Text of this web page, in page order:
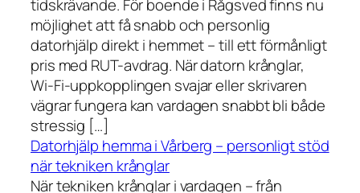
tidskrävande. För boende i Rågsved finns nu
möjlighet att få snabb och personlig
datorhjälp direkt i hemmet – till ett förmånligt
pris med RUT-avdrag. När datorn krånglar,
Wi-Fi-uppkopplingen svajar eller skrivaren
vägrar fungera kan vardagen snabbt bli både
stressig […]
Datorhjälp hemma i Vårberg – personligt stöd
när tekniken krånglar
När tekniken krånglar i vardagen – från